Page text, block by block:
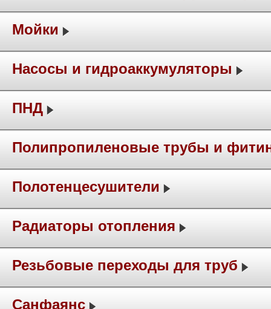
Мойки
Насосы и гидроаккумуляторы
ПНД
Полипропиленовые трубы и
Полотенцесушители
Радиаторы отопления
Резьбовые переходы для труб
Санфаянс